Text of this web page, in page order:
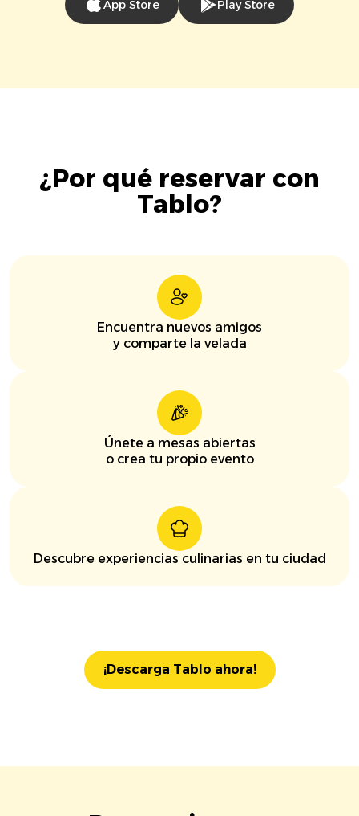
App Store Play Store
¿Por qué reservar con
Tablo?
Encuentra nuevos amigos
y comparte la velada
Únete a mesas abiertas
o crea tu propio evento
Descubre experiencias culinarias en tu ciudad
¡Descarga Tablo ahora!